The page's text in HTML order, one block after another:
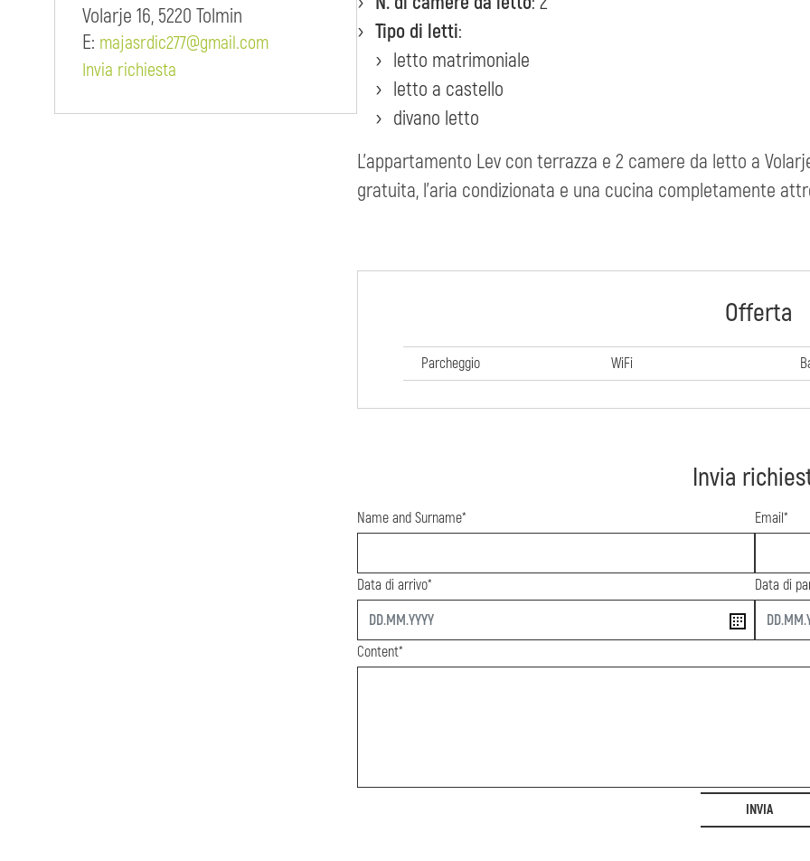
Volarje 16, 5220 Tolmin
E: majasrdic277@gmail.com
Invia richiesta
Tipo di letti:
letto matrimoniale
letto a castello
divano letto
L'appartamento Lev con terrazza e 2 camere da letto a
gratuita, l'aria condizionata e una cucina completamente
Offerta
Parcheggio WiFi
Invia
Name and Surname* Email*
Data di arrivo*
start
Data di
end
Content*
INVIA